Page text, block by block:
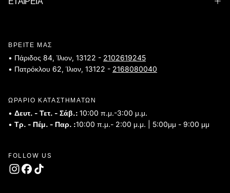
ΒΡΕΙΤΕ ΜΑΣ
• Πάριδος 84, Ίλιον, 13122 - 2102619245
• Πατρόκλου 62, Ίλιον, 13122 - 2168080040
ΩΡΑΡΙΟ ΚΑΤΑΣΤΗΜΑΤΩΝ
• Δευτ. - Τετ. - Σάβ.: 10:00 π.μ.-3:00 μ.μ.
• Τρ. - Πέμ. - Παρ. :10:00 π.μ.- 2:00 μ.μ. | 5:00μμ - 9:00 μμ
FOLLOW US